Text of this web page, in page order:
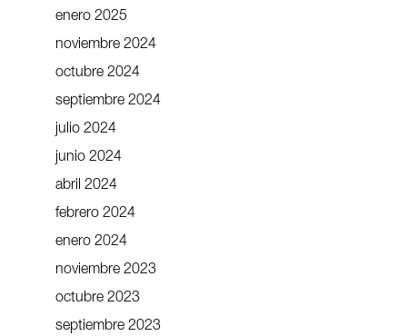
enero 2025
noviembre 2024
octubre 2024
septiembre 2024
julio 2024
junio 2024
abril 2024
febrero 2024
enero 2024
noviembre 2023
octubre 2023
septiembre 2023